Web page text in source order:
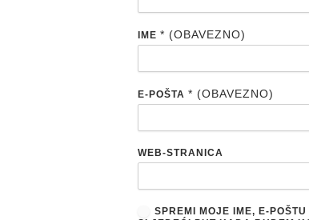
IME * (OBAVEZNO)
E-POŠTA * (OBAVEZNO)
WEB-STRANICA
SPREMI MOJE IME, E-